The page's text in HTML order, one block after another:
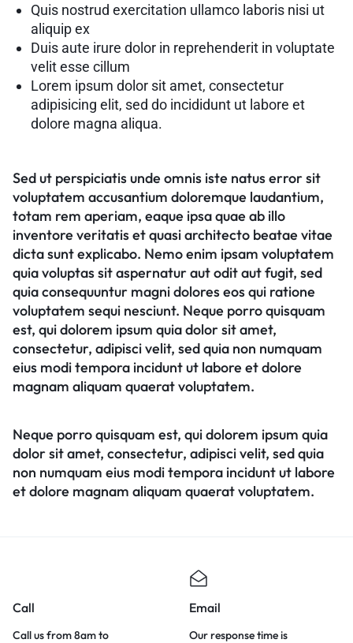
Quis nostrud exercitation ullamco laboris nisi ut
aliquip ex
Duis aute irure dolor in reprehenderit in voluptate
velit esse cillum
Lorem ipsum dolor sit amet, consectetur
adipisicing elit, sed do incididunt ut labore et
dolore magna aliqua.
Sed ut perspiciatis unde omnis iste natus error sit
voluptatem accusantium doloremque laudantium,
totam rem aperiam, eaque ipsa quae ab illo
inventore veritatis et quasi architecto beatae vitae
dicta sunt explicabo. Nemo enim ipsam voluptatem
quia voluptas sit aspernatur aut odit aut fugit, sed
quia consequuntur magni dolores eos qui ratione
voluptatem sequi nesciunt. Neque porro quisquam
est, qui dolorem ipsum quia dolor sit amet,
consectetur, adipisci velit, sed quia non numquam
eius modi tempora incidunt ut labore et dolore
magnam aliquam quaerat voluptatem.
Neque porro quisquam est, qui dolorem ipsum quia
dolor sit amet, consectetur, adipisci velit, sed quia
non numquam eius modi tempora incidunt ut labore
et dolore magnam aliquam quaerat voluptatem.
Call
Call us from 8am to
Email
Our response time is